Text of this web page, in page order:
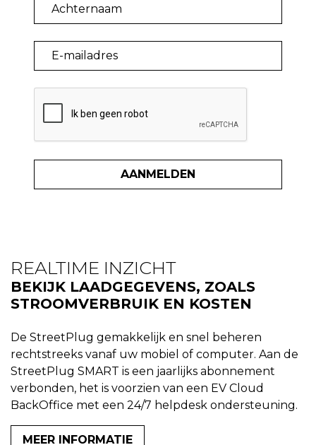
REALTIME INZICHT
BEKIJK LAADGEGEVENS, ZOALS
STROOMVERBRUIK EN KOSTEN
De StreetPlug gemakkelijk en snel beheren
rechtstreeks vanaf uw mobiel of computer. Aan de
StreetPlug SMART is een jaarlijks abonnement
verbonden, het is voorzien van een EV Cloud
BackOffice met een 24/7 helpdesk ondersteuning.
MEER INFORMATIE